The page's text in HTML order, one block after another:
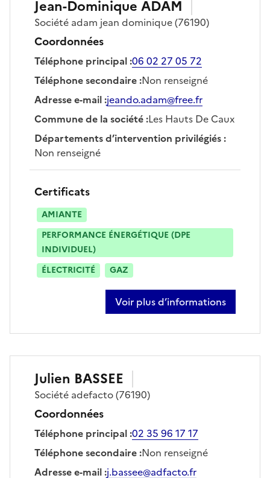
Jean-Dominique ADAM
Société adam jean dominique(76190)
Coordonnées
Téléphone principal:06 02 27 05 72
Téléphone secondaire:Non renseigné
Adresse e-mail:jeando.adam@free.fr
Commune de la société:Les Hauts De Caux
Départements d’intervention privilégiés:
Non renseigné
Certificats
AMIANTE
PERFORMANCE ÉNERGÉTIQUE (DPE
INDIVIDUEL)
ÉLECTRICITÉ
GAZ
Voir plus d’informations
sur jean-dominique adam
Julien BASSEE
Société adefacto(76190)
Coordonnées
Téléphone principal:02 35 96 17 17
Téléphone secondaire:Non renseigné
Adresse e-mail:j.bassee@adfacto.fr